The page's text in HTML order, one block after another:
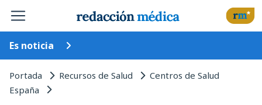
Es noticia
Portada Recursos de Salud Centros de Salud
España